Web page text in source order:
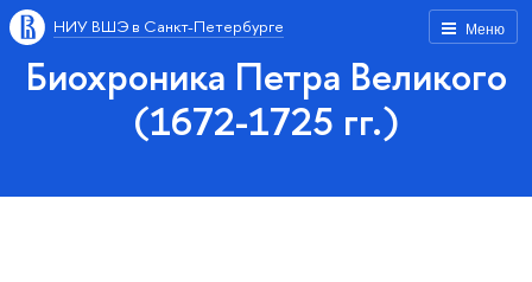
Меню
НИУ ВШЭ в Санкт-Петербурге
Биохроника Петра Великого
(1672-1725 гг.)